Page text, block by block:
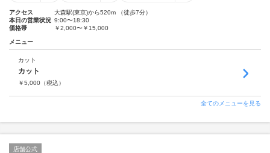
アクセス
大森駅(東京)から520m （徒歩7分）
本日の営業状況 9:00〜18:30
価格帯
￥2,000〜￥15,000
メニュー
カット
カット
￥5,000 （税込）
全てのメニューを見る
店舗公式